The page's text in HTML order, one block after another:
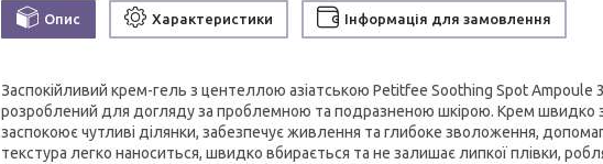
Опис Характеристики Інформація для замовлення
Заспокійливий крем-гель з центеллою азіатською Petitfee Soothing Spot Ampoule
розроблений для догляду за проблемною та подразненою шкірою. Крем швидко
заспокоює чутливі ділянки, забезпечує живлення та глибоке зволоження,
текстура легко наноситься, швидко вбирається та не залишає липкої плівки,